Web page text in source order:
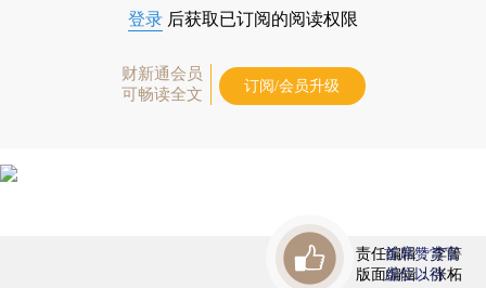
登录 后获取已订阅的阅读权限
财新通会员
可畅读全文
订阅/会员升级
责任编辑：李箐
版面编辑：张柘
首席赞赏官
虚位以待